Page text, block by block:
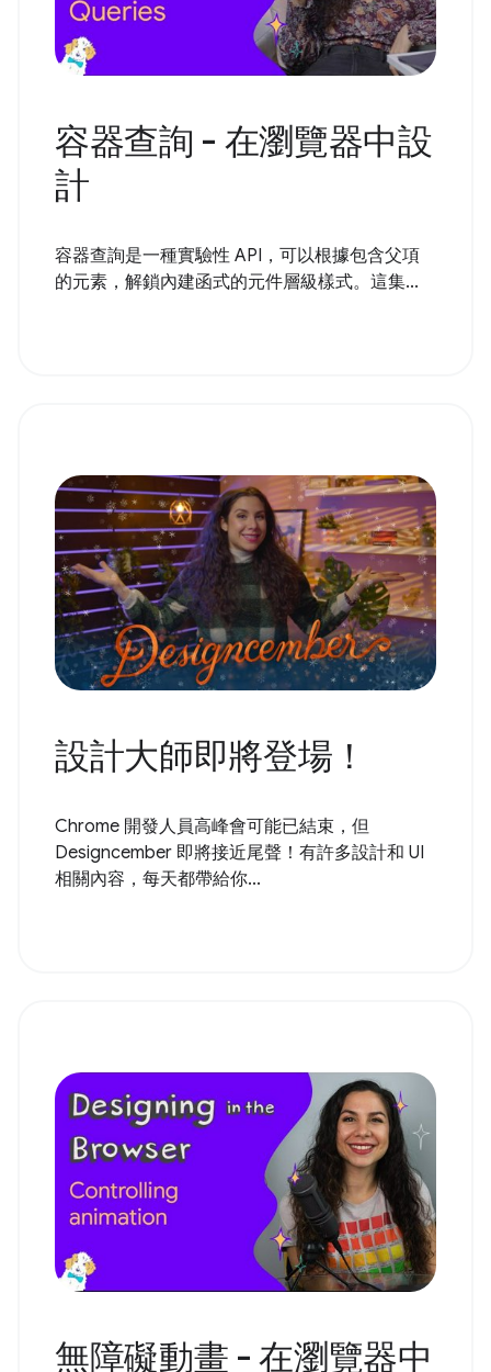
容器查詢 - 在瀏覽器中設
計
容器查詢是一種實驗性 API，可以根據包含父項
的元素，解鎖內建函式的元件層級樣式。這集...
設計大師即將登場！
Chrome 開發人員高峰會可能已結束，但
Designcember 即將接近尾聲！有許多設計和 UI
相關內容，每天都帶給你...
無障礙動畫 - 在瀏覽器中